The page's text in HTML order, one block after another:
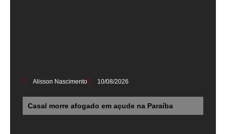
Alisson Nascimento 10/08/2026
Casal morre afogado em açude na Paraíba